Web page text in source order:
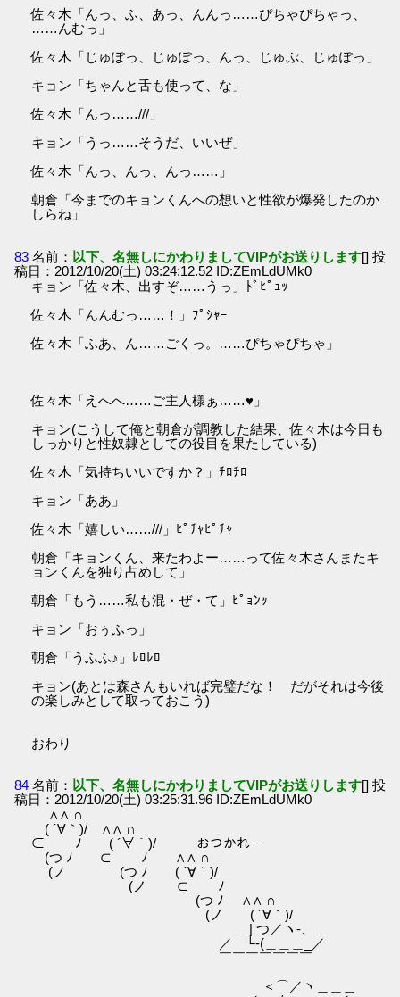
佐々木「んっ、ふ、あっ、んんっ……ぴちゃぴちゃっ、
……んむっ」
佐々木「じゅぽっ、じゅぽっ、んっ、じゅぷ、じゅぽっ」
キョン「ちゃんと舌も使って、な」
佐々木「んっ……///」
キョン「うっ……そうだ、いいぜ」
佐々木「んっ、んっ、んっ……」
朝倉「今までのキョンくんへの想いと性欲が爆発したのか
しらね」
83 名前： 以下、名無しにかわりましてVIPがお送りします[] 投
稿日：2012/10/20(土) 03:24:12.52 ID:ZEmLdUMk0
キョン「佐々木、出すぞ……うっ」ﾄﾞﾋﾟｭｯ
佐々木「んんむっ……！」ﾌﾟｼｬｰ
佐々木「ふあ、ん……ごくっ。……ぴちゃぴちゃ」
佐々木「えへへ……ご主人様ぁ……♥」
キョン(こうして俺と朝倉が調教した結果、佐々木は今日も
しっかりと性奴隷としての役目を果たしている)
佐々木「気持ちいいですか？」ﾁﾛﾁﾛ
キョン「ああ」
佐々木「嬉しい……///」ﾋﾟﾁｬﾋﾟﾁｬ
朝倉「キョンくん、来たわよー……って佐々木さんまたキ
ョンくんを独り占めして」
朝倉「もう……私も混・ぜ・て」ﾋﾟｮﾝｯ
キョン「おぅふっ」
朝倉「うふふ♪」ﾚﾛﾚﾛ
キョン(あとは森さんもいれば完璧だな！ だがそれは今後
の楽しみとして取っておこう)
おわり
84 名前： 以下、名無しにかわりましてVIPがお送りします[] 投
稿日：2012/10/20(土) 03:25:31.96 ID:ZEmLdUMk0
∧∧ ∩
( ´∀｀)/ ∧∧ ∩
⊂ ﾉ ( ´∀｀)/ おつかれー
(つ ﾉ ⊂ ﾉ ∧∧ ∩
(ノ (つ ﾉ ( ´∀｀)/
(ノ ⊂ ﾉ
(つ ﾉ ∧∧ ∩
(ノ ( ´∀｀)/
＿| つ／ヽ-、＿
／ └-(＿＿＿_／
￣￣￣￣￣￣￣
＜⌒／ヽ＿＿＿